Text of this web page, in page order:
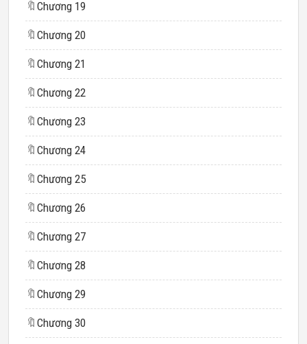
🔖 Chương 19
🔖 Chương 20
🔖 Chương 21
🔖 Chương 22
🔖 Chương 23
🔖 Chương 24
🔖 Chương 25
🔖 Chương 26
🔖 Chương 27
🔖 Chương 28
🔖 Chương 29
🔖 Chương 30